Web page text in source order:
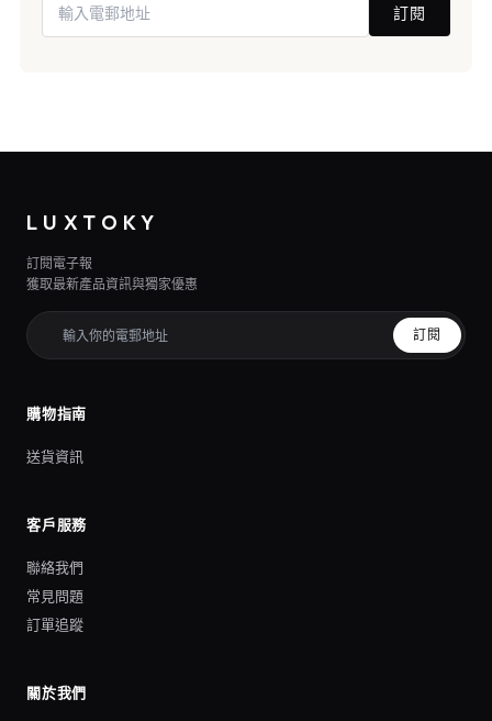
訂閱
LUXTOKY
訂閱電子報
獲取最新產品資訊與獨家優惠
訂閱
購物指南
送貨資訊
客戶服務
聯絡我們
常見問題
訂單追蹤
關於我們